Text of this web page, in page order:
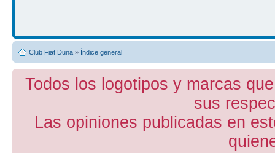
Club Fiat Duna » Índice general
Todos los logotipos y marcas
sus
Las opiniones publicadas en